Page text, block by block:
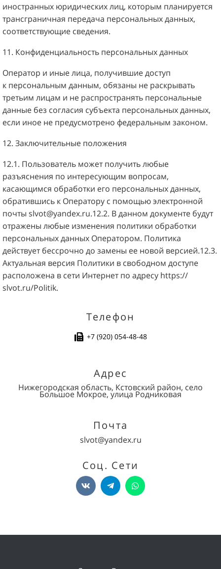
иностранных юридических лиц, которым планируется
трансграничная передача персональных данных,
соответствующие сведения.
11. Конфиденциальность персональных данных
Оператор и иные лица, получившие доступ
к персональным данным, обязаны не раскрывать
третьим лицам и не распространять персональные
данные без согласия субъекта персональных данных,
если иное не предусмотрено федеральным законом.
12. Заключительные положения
12.1. Пользователь может получить любые
разъяснения по интересующим вопросам,
касающимся обработки его персональных данных,
обратившись к Оператору с помощью электронной
почты slvot@yandex.ru.12.2. В данном документе будут
отражены любые изменения политики обработки
персональных данных Оператором. Политика
действует бессрочно до замены ее новой версией.12.3.
Актуальная версия Политики в свободном доступе
расположена в сети Интернет по адресу https://
slvot.ru/Politik.
Телефон
+7 (920) 054-48-48
Адрес
Нижегородская область, Кстовский район, село
Большое Мокрое, улица Родниковая
Почта
slvot@yandex.ru
Соц. Сети